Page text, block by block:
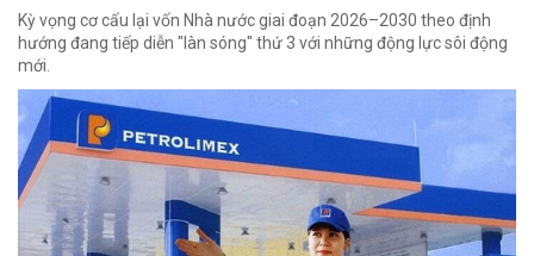
Kỳ vọng cơ cấu lại vốn Nhà nước giai đoạn 2026–2030 theo định
hướng đang tiếp diễn "làn sóng" thứ 3 với những động lực sôi động
mới.